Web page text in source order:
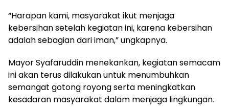
“Harapan kami, masyarakat ikut menjaga
kebersihan setelah kegiatan ini, karena kebersihan
adalah sebagian dari iman,” ungkapnya.
Mayor Syafaruddin menekankan, kegiatan semacam
ini akan terus dilakukan untuk menumbuhkan
semangat gotong royong serta meningkatkan
kesadaran masyarakat dalam menjaga lingkungan.